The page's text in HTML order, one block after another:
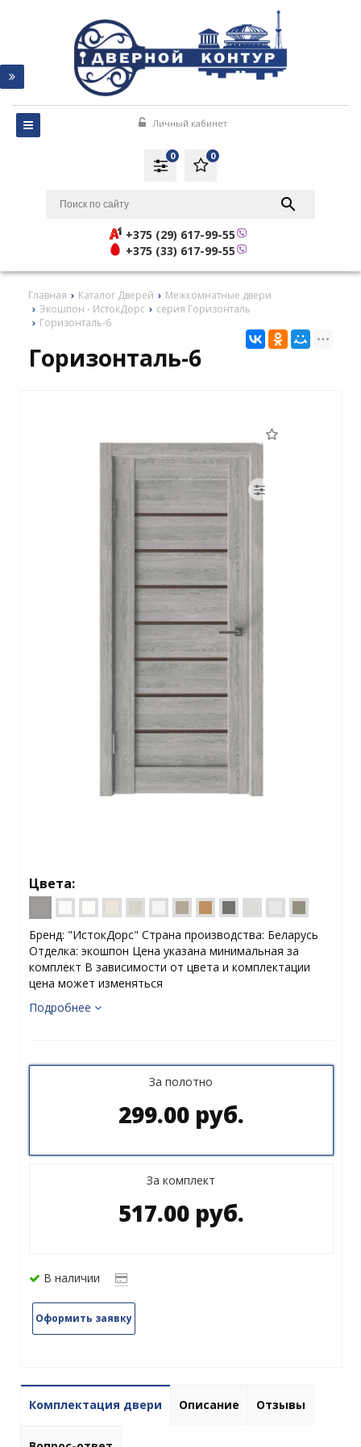
0
0
Личный кабинет
+375 (29) 617-99-55
+375 (33) 617-99-55
Главная Каталог Дверей
Межкомнатные двери
Экошпон - ИстокДорс
серия Горизонталь
Горизонталь-6
Горизонталь-6
Бренд: "ИстокДорс" Страна производства: Беларусь
Отделка: экошпон Цена указана минимальная за
комплект В зависимости от цвета и комплектации
цена может изменяться
Подробнее
Цвета:
За полотно
299.00 руб.
За комплект
517.00 руб.
В наличии
Оформить заявку
Комплектация двери Описание Отзывы